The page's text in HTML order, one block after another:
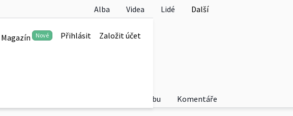
Alba Videa Lidé Další
Magazín Nové Přihlásit Založit účet
O albu
Komentáře